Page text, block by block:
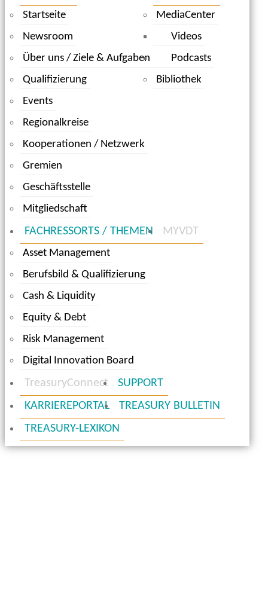
Startseite
Newsroom
Über uns / Ziele & Aufgaben
Qualifizierung
Events
Regionalkreise
Kooperationen / Netzwerk
Gremien
Geschäftsstelle
Mitgliedschaft
MediaCenter
Videos
Podcasts
Bibliothek
FACHRESSORTS / THEMEN
Asset Management
Berufsbild & Qualifizierung
Cash & Liquidity
Equity & Debt
Risk Management
Digital Innovation Board
MYVDT
TreasuryConnect
SUPPORT
KARRIEREPORTAL
TREASURY BULLETIN
TREASURY-LEXIKON